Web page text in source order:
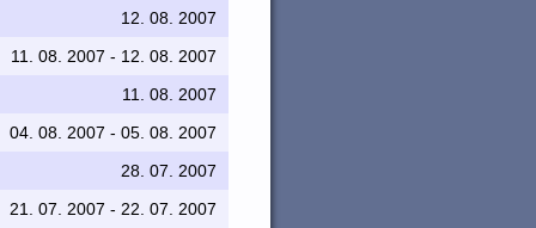
12. 08. 2007
11. 08. 2007 - 12. 08. 2007
11. 08. 2007
04. 08. 2007 - 05. 08. 2007
28. 07. 2007
21. 07. 2007 - 22. 07. 2007